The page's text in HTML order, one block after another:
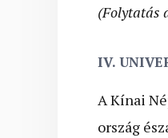
(Folytatás
IV.
A Kínai
ország